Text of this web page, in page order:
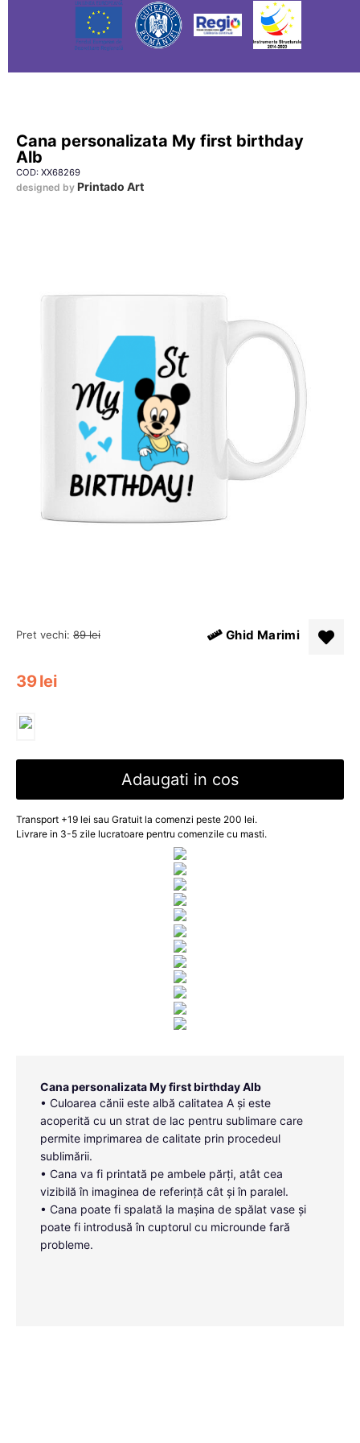
Cana personalizata My first birthday
Alb
COD: XX68269
designed by Printado Art
Pret vechi: 89 lei
39lei
Ghid Marimi
Adaugati in cos
Transport +19 lei sau Gratuit la comenzi peste 200 lei.
Livrare in 3-5 zile lucratoare pentru comenzile cu masti.
Cana personalizata My first birthday Alb
• Culoarea cănii este albă calitatea A și este
acoperită cu un strat de lac pentru sublimare care
permite imprimarea de calitate prin procedeul
sublimării.
• Cana va fi printată pe ambele părți, atât cea
vizibilă în imaginea de referință cât și în paralel.
• Cana poate fi spalată la mașina de spălat vase și
poate fi introdusă în cuptorul cu microunde fară
probleme.